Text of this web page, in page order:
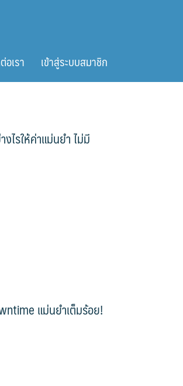
อเรา เข้าสู่ระบบสมาชิก
ไรให้ค่าแม่นยำ ไม่มี
แม่นยำเต็มร้อย!